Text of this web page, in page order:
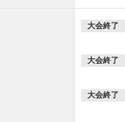
大会終了
大会終了
大会終了